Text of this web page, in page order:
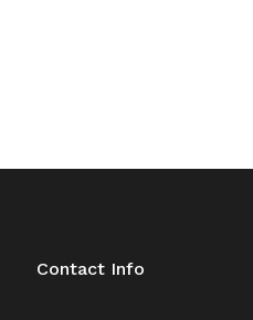
Contact Info